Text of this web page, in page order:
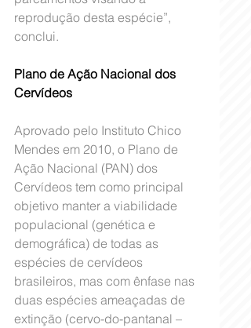
reprodução desta espécie”,
conclui.
Plano de Ação Nacional dos
Cervídeos
Aprovado pelo Instituto Chico
Mendes em 2010, o Plano de
Ação Nacional (PAN) dos
Cervídeos tem como principal
objetivo manter a viabilidade
populacional (genética e
demográfica) de todas as
espécies de cervídeos
brasileiros, mas com ênfase nas
duas espécies ameaçadas de
extinção (cervo-do-pantanal –